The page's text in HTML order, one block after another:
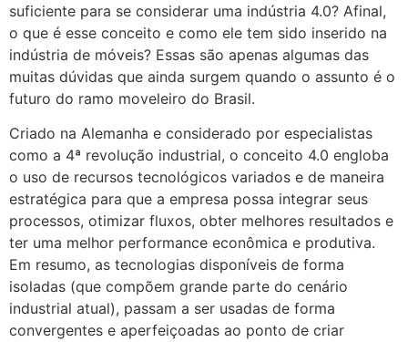
suficiente para se considerar uma indústria 4.0? Afinal,
o que é esse conceito e como ele tem sido inserido na
indústria de móveis? Essas são apenas algumas das
muitas dúvidas que ainda surgem quando o assunto é o
futuro do ramo moveleiro do Brasil.
Criado na Alemanha e considerado por especialistas
como a 4ª revolução industrial, o conceito 4.0 engloba
o uso de recursos tecnológicos variados e de maneira
estratégica para que a empresa possa integrar seus
processos, otimizar fluxos, obter melhores resultados e
ter uma melhor performance econômica e produtiva.
Em resumo, as tecnologias disponíveis de forma
isoladas (que compõem grande parte do cenário
industrial atual), passam a ser usadas de forma
convergentes e aperfeiçoadas ao ponto de criar